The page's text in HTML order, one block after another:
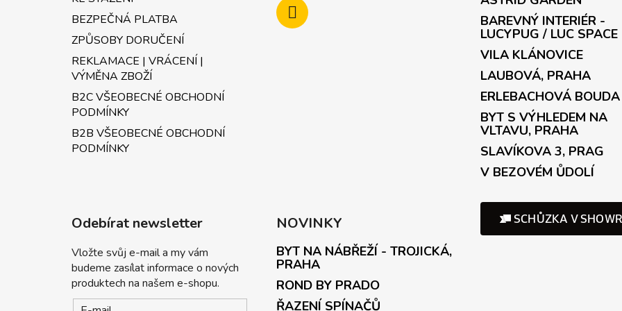
BEZPEČNÁ PLATBA
ZPŮSOBY DORUČENÍ
REKLAMACE | VRÁCENÍ |
VÝMĚNA ZBOŽÍ
B2C VŠEOBECNÉ OBCHODNÍ
PODMÍNKY
B2B VŠEOBECNÉ OBCHODNÍ
PODMÍNKY
BAREVNÝ INTERIÉR -
LUCYPUG / LUC SPACE
VILA KLÁNOVICE
LAUBOVÁ, PRAHA
ERLEBACHOVÁ BOUDA
BYT S VÝHLEDEM NA
VLTAVU, PRAHA
SLAVÍKOVA 3, PRAG
V BEZOVÉM ŮDOLÍ
Odebírat newsletter
Vložte svůj e-mail a my vám
budeme zasílat informace o nových
produktech na našem e-shopu.
NOVINKY
BYT NA NÁBŘEŽÍ - TROJICKÁ,
PRAHA
ROND BY PRADO
ŘAZENÍ SPÍNAČŮ